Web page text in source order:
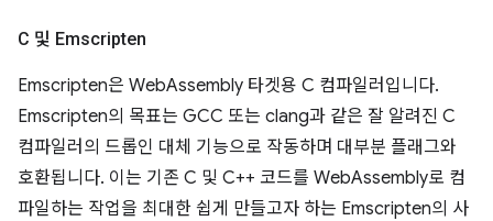
C 및 Emscripten
Emscripten은 WebAssembly 타겟용 C 컴파일러입니다.
Emscripten의 목표는 GCC 또는 clang과 같은 잘 알려진 C
컴파일러의 드롭인 대체 기능으로 작동하며 대부분 플래그와
호환됩니다. 이는 기존 C 및 C++ 코드를 WebAssembly로 컴
파일하는 작업을 최대한 쉽게 만들고자 하는 Emscripten의 사